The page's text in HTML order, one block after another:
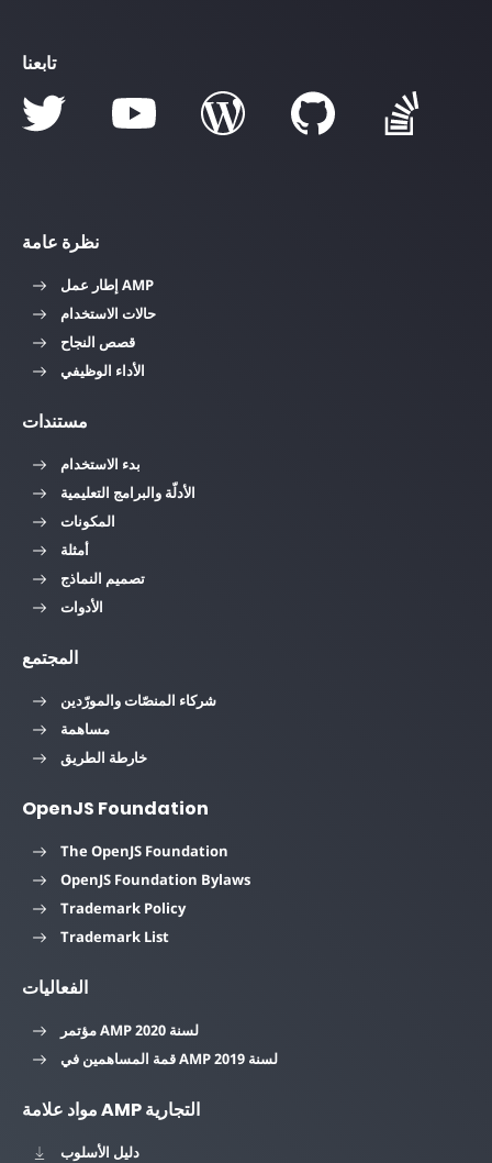
تابعنا
نظرة عامة
إطار عمل AMP
حالات الاستخدام
قصص النجاح
الأداء الوظيفي
مستندات
بدء الاستخدام
الأدلّة والبرامج التعليمية
المكونات
أمثلة
تصميم النماذج
الأدوات
المجتمع
شركاء المنصّات والمورّدين
مساهمة
خارطة الطريق
OpenJS Foundation
The OpenJS Foundation
OpenJS Foundation Bylaws
Trademark Policy
Trademark List
الفعاليات
مؤتمر AMP لسنة 2020
قمة المساهمين في AMP لسنة 2019
مواد علامة AMP التجارية
دليل الأسلوب